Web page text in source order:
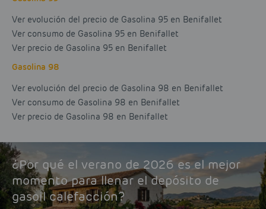
Ver evolución del precio de Gasolina 95 en Benifallet
Ver consumo de Gasolina 95 en Benifallet
Ver precio de Gasolina 95 en Benifallet
Gasolina 98
Ver evolución del precio de Gasolina 98 en Benifallet
Ver consumo de Gasolina 98 en Benifallet
Ver precio de Gasolina 98 en Benifallet
¿Por qué el verano de 2026 es el mejor
momento para llenar el depósito de
gasoil calefacción?